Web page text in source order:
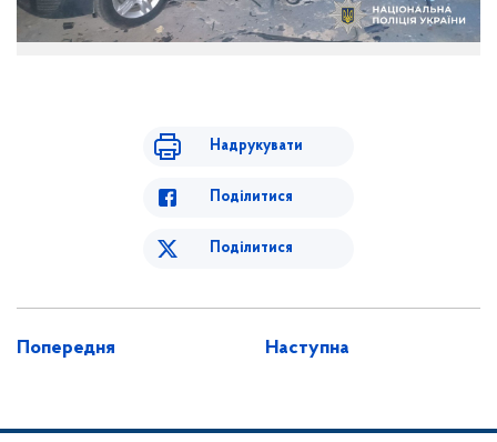
Надрукувати
Поділитися
Поділитися
Попередня Наступна